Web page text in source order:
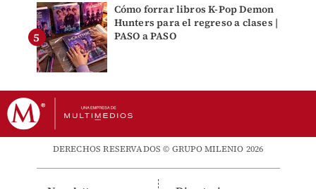
Cómo forrar libros K-Pop Demon
Hunters para el regreso a clases |
PASO a PASO
DERECHOS RESERVADOS © GRUPO MILENIO 2026